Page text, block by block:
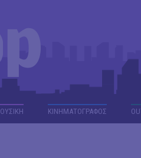
ΚΙΝΗΜΑΤΟΓΡΑΦΟΣ